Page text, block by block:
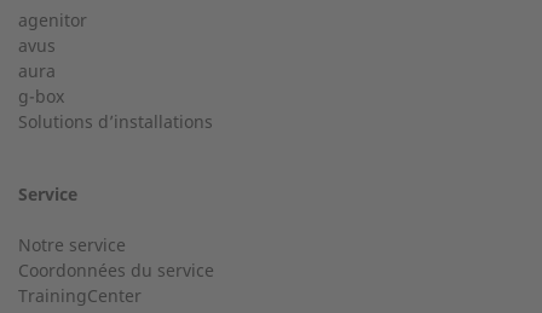
Nom
Ville
Service d'assistance téléphonique pour une installation à
partir de 50 kW.
+33 2 23 27 86 66
Service clientèle
Avez-vous des questions d'ordre général ?
agenitor
avus
aura
g-box
Solutions d’installations
Service
Notre service
Coordonnées du service
TrainingCenter